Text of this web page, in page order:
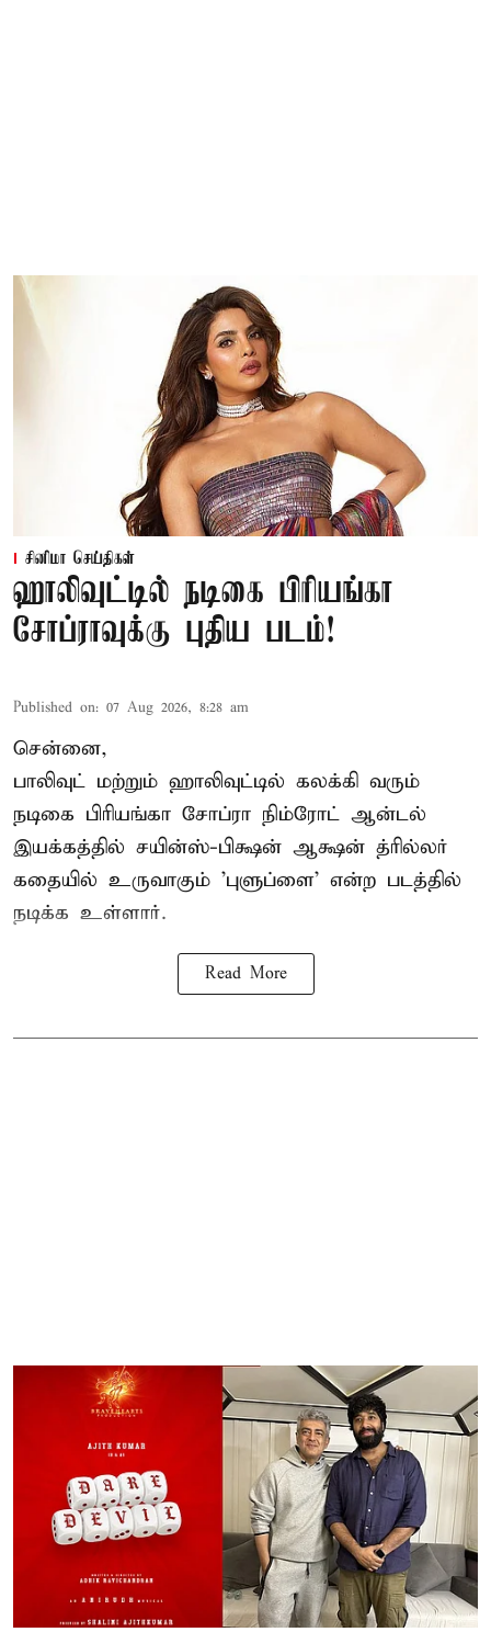
சினிமா செய்திகள்
ஹாலிவுட்டில் நடிகை பிரியங்கா
சோப்ராவுக்கு புதிய படம்!
Published on: 07 Aug 2026, 8:28 am
சென்னை,
பாலிவுட் மற்றும் ஹாலிவுட்டில் கலக்கி வரும்
நடிகை பிரியங்கா சோப்ரா நிம்ரோட் ஆன்டல்
இயக்கத்தில் சயின்ஸ்-பிக்ஷன் ஆக்ஷன் த்ரில்லர்
கதையில் உருவாகும் 'புளுப்ளை' என்ற படத்தில்
நடிக்க உள்ளார்.
Read More